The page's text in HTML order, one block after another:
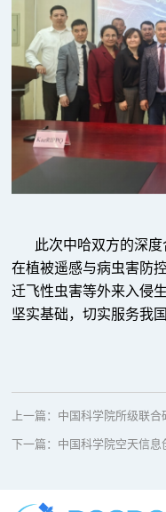
此次中哈双方的深
在植被遥感与病虫害防
迁飞性虫害等外来入侵
坚实基础，切实服务我
上一篇： 中国科学院所级联合研究单
下一篇： 中国科学院空天信息创新研究